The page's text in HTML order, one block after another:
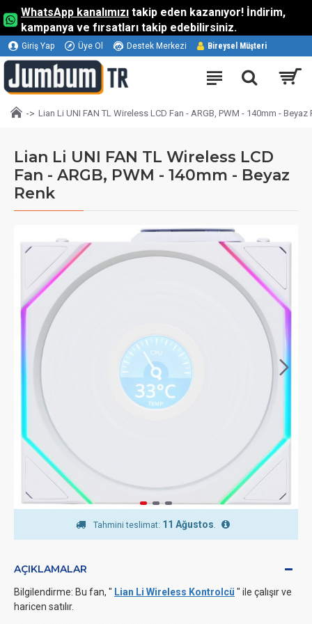
WhatsApp kanalımızı takip eden kazanıyor! İndirim,
kampanya ve fırsatları takip edebilirsiniz.
Giriş Yap Üye Ol Destek Merkezi Bireysel Müşteri
Lian Li UNI FAN TL Wireless LCD Fan - ARGB, PWM - 140mm - Beyaz
Lian Li UNI FAN TL Wireless LCD
Fan - ARGB, PWM - 140mm - Beyaz
Renk
Tahmini teslimat: 11 Ağustos
AÇIKLAMALAR
Bilgilendirme: Bu fan, " Lian Li Wireless Kontrolcü " ile çalışır ve
haricen satılır.